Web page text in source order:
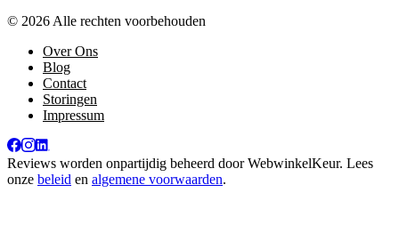
© 2026 Alle rechten voorbehouden
Over Ons
Blog
Contact
Storingen
Impressum
Reviews worden onpartijdig beheerd doorWebwinkelKeur. Lees
onze beleid en algemene voorwaarden.